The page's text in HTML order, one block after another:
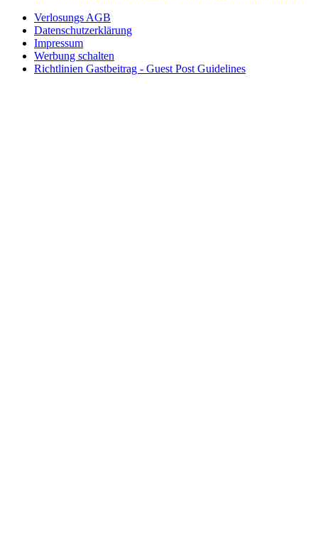
Verlosungs AGB
Datenschutzerklärung
Impressum
Werbung schalten
Richtlinien Gastbeitrag - Guest Post Guidelines